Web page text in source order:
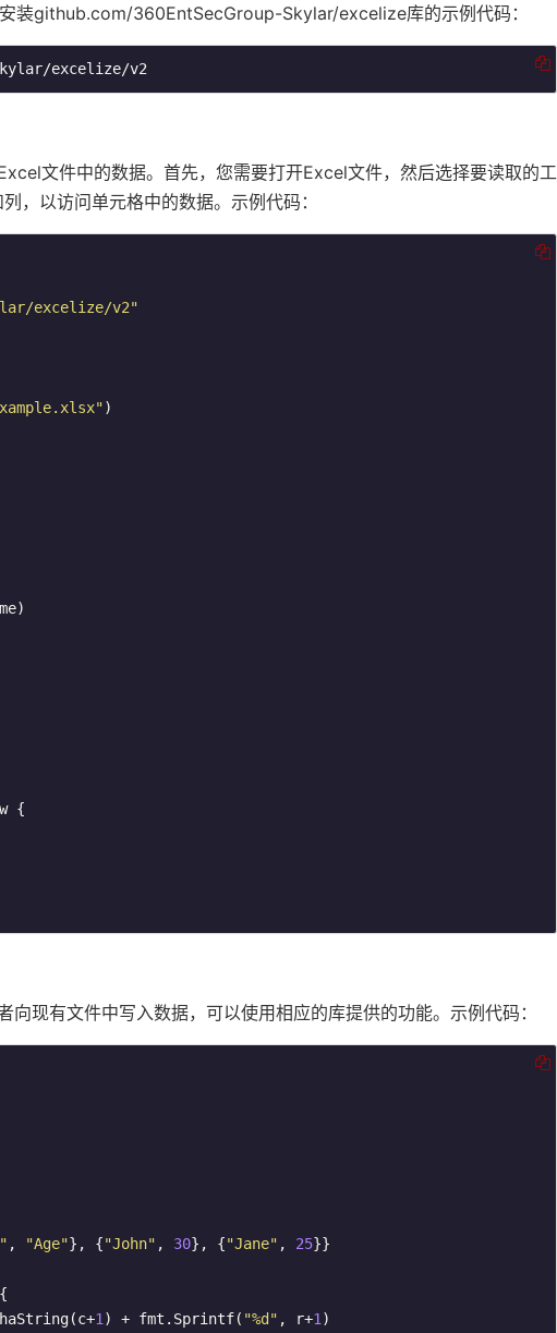
装github.com/360EntSecGroup-Skylar/excelize库的示例代码：
excelize/v2
文件中的数据。首先，您需要打开Excel文件，然后选择要读取的工
，以访问单元格中的数据。示例代码：
excelize/v2"
)
{
现有文件中写入数据，可以使用相应的库提供的功能。示例代码：
, "Age"}, {"John" , 30}, {"Jane" , 25}}
1 ) + fmt.Sprintf( "%d" , r+1 )